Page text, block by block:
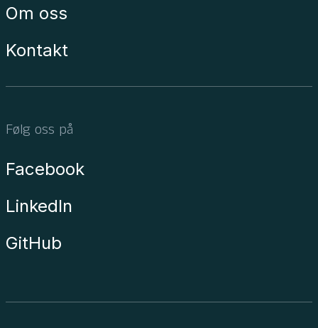
Om oss
Kontakt
Følg oss på
Facebook
LinkedIn
GitHub